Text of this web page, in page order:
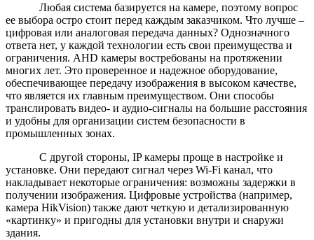
Любая система базируется на камере, поэтому вопрос
ее выбора остро стоит перед каждым заказчиком. Что лучше –
цифровая или аналоговая передача данных? Однозначного
ответа нет, у каждой технологии есть свои преимущества и
ограничения. AHD камеры востребованы на протяжении
многих лет. Это проверенное и надежное оборудование,
обеспечивающее передачу изображения в высоком качестве,
что является их главным преимуществом. Они способы
транслировать видео- и аудио-сигналы на большие расстояния
и удобны для организации систем безопасности в
промышленных зонах.
С другой стороны, IP камеры проще в настройке и
установке. Они передают сигнал через Wi-Fi канал, что
накладывает некоторые ограничения: возможны задержки в
получении изображения. Цифровые устройства (например,
камера HikVision) также дают четкую и детализированную
«картинку» и пригодны для установки внутри и снаружи
здания.